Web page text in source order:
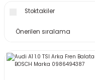
Stoktakiler